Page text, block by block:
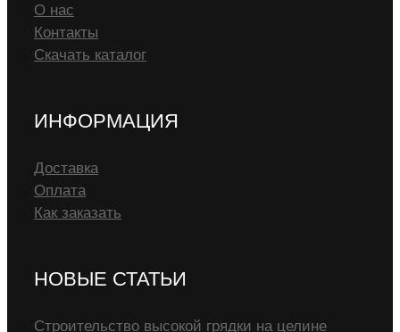
О нас
Контакты
Скачать каталог
ИНФОРМАЦИЯ
Доставка
Оплата
Как заказать
НОВЫЕ СТАТЬИ
Строительство высокой грядки на целине